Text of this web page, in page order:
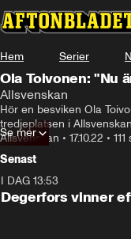
Hem Serier
Ola Toivonen: "Nu
Allsvenskan
Hör en besviken Ola
tredjeplatsen i
Allsvenskan • 17.10.22 •
Se mer
Senast
I DAG 13:53
Degerfors vinner